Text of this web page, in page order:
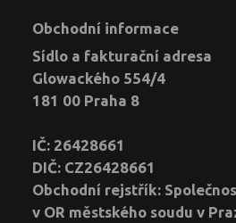
Obchodní informace
Sídlo a fakturační adresa
Glowackého 554/4
181 00 Praha 8
IČ: 26428661
DIČ: CZ26428661
Obchodní rejstřík:
v OR městského soudu v